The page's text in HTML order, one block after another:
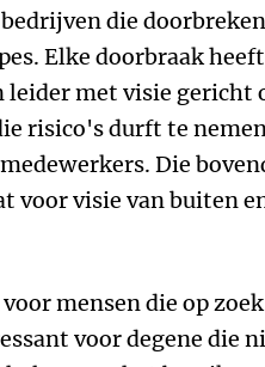
die
Elke doorbraak
leider met visie gericht
risico's durft te
Die
voor visie van buiten
mensen die op
voor degene die